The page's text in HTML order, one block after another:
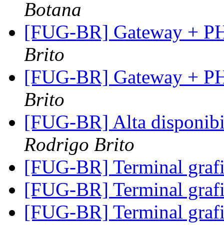
Botana
[FUG-BR] Gateway +
Brito
[FUG-BR] Gateway +
Brito
[FUG-BR] Alta
Rodrigo Brito
[FUG-BR] Terminal
[FUG-BR] Terminal
[FUG-BR] Terminal